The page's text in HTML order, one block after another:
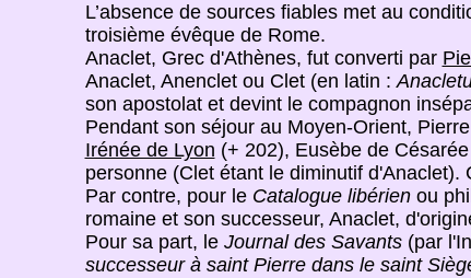
L’absence de sources fiables met au
troisième évêque de Rome.
Anaclet, Grec d'Athènes, fut converti par
Anaclet, Anenclet ou Clet (en latin :
son apostolat et devint le compagnon
Pendant son séjour au Moyen-Orient,
Irénée de Lyon (+ 202), Eusèbe de
personne (Clet étant le diminutif d'Anaclet).
Par contre, pour le Catalogue libérienou
romaine et son successeur, Anaclet,
Pour sa part, le Journal des Savants(par
successeur à saint Pierre dans le saint